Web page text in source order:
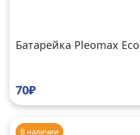
Батарейка Pleomax
70₽
В наличии